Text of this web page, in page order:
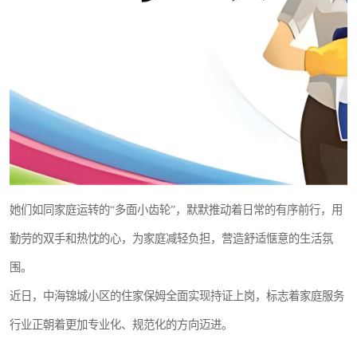
她们如同家庭运转的“多面小齿轮”，默默推动着日常的有序前行，用
勤劳的双手和热忱的心，为家庭减轻负担，营造舒适惬意的生活氛
围。
近日，中海锦城小区的住家保姆全面实现持证上岗，标志着家庭服务
行业正朝着更加专业化、规范化的方向迈进。